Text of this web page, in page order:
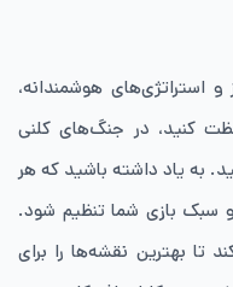
استراتژی‌های هوشمندانه،
کنید، در جنگ‌های کلنی
به یاد داشته باشید که هر
سبک بازی شما تنظیم شود.
تا بهترین نقشه‌ها را برای